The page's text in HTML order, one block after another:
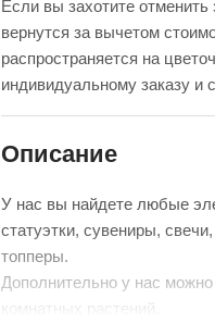
Если вы захотите отменить
вернутся за вычетом
распространяется на
индивидуальному заказу и
Описание
У нас вы найдете любые
статуэтки, сувениры,
топперы.
Дополнительно у нас
комнатных растений.